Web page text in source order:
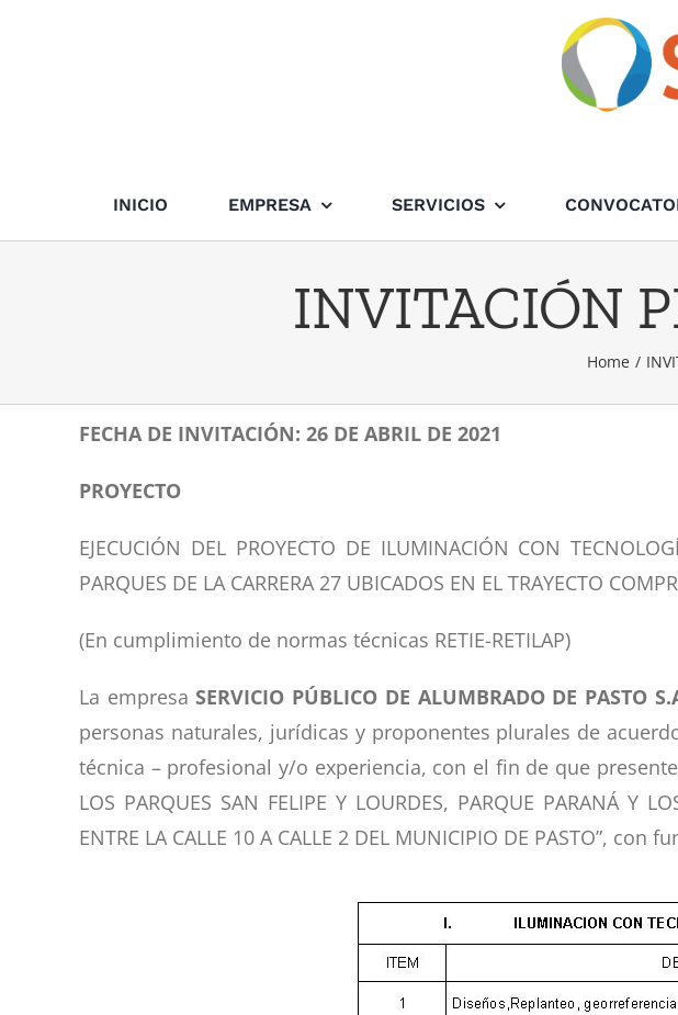
INICIO EMPRESA SERVICIOS
INVITACIÓN
Home /
FECHA DE INVITACIÓN: 26 DE ABRIL DE 2021
PROYECTO
EJECUCIÓN DEL PROYECTO DE ILUMINACIÓN CON
PARQUES DE LA CARRERA 27 UBICADOS EN EL TRAYECTO
(En cumplimiento de normas técnicas RETIE-RETILAP)
La empresaSERVICIO PÚBLICO DE ALUMBRADO DE PASTO
personas naturales, jurídicas y proponentes plurales de
técnica – profesional y/o experiencia, con el fin de que
LOS PARQUES SAN FELIPE Y LOURDES, PARQUE PARANÁ Y
ENTRE LA CALLE 10 A CALLE 2 DEL MUNICIPIO DE PASTO”,